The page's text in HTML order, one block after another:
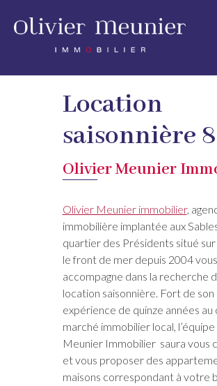
Location
saisonnière
Olivier Meunier
Olivier Meunier immobilier,
immobilière implantée aux
quartier des Présidents situé
le front de mer depuis 2004 vous
accompagne dans la recherche
location saisonnière. Fort de son
expérience de quinze années
marché immobilier local,
Meunier Immobilier saura vous
et vous proposer des
maisons correspondant à votre